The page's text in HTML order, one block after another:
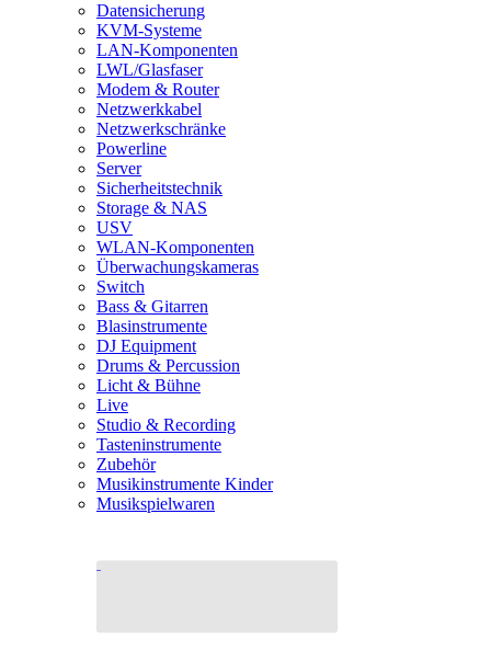
Datensicherung
KVM-Systeme
LAN-Komponenten
LWL/Glasfaser
Modem & Router
Netzwerkkabel
Netzwerkschränke
Powerline
Server
Sicherheitstechnik
Storage & NAS
USV
WLAN-Komponenten
Überwachungskameras
Switch
Bass & Gitarren
Blasinstrumente
DJ Equipment
Drums & Percussion
Licht & Bühne
Live
Studio & Recording
Tasteninstrumente
Zubehör
Musikinstrumente Kinder
Musikspielwaren